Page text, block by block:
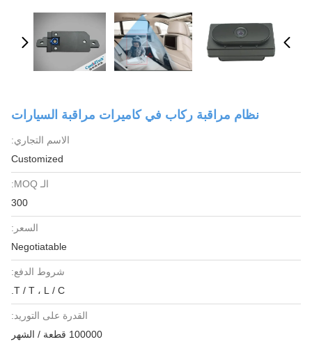
نظام مراقبة ركاب في كاميرات مراقبة السيارات
الاسم التجاري:
Customized
الـ MOQ:
300
السعر:
Negotiatable
شروط الدفع:
T / T ، L / C.
القدرة على التوريد:
100000 قطعة / الشهر